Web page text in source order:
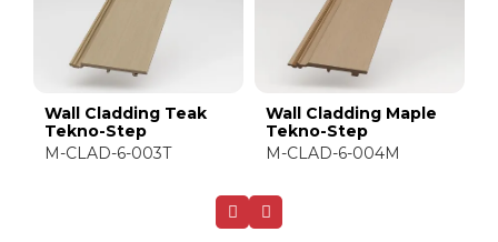
Wall Cladding
Tasmania Tekno-
Step
Wall Cladding
Redwood Tekno-Step
M-CLAD-6-002R